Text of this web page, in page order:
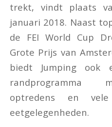
trekt, vindt plaats
januari 2018. Naast
de FEI World Cup
Grote Prijs van
biedt Jumping ook
randprogramma
optredens en
eetgelegenheden.